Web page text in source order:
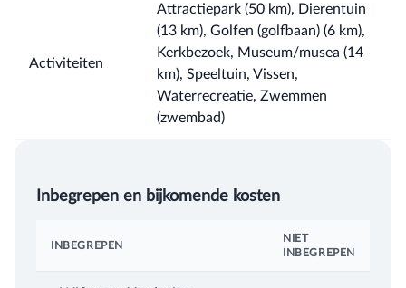
Activiteiten
Attractiepark (50 km), Dierentuin
(13 km), Golfen (golfbaan) (6 km),
Kerkbezoek, Museum/musea (14
km), Speeltuin, Vissen,
Waterrecreatie, Zwemmen
(zwembad)
Inbegrepen en bijkomende kosten
INBEGREPEN
NIET
INBEGREPEN